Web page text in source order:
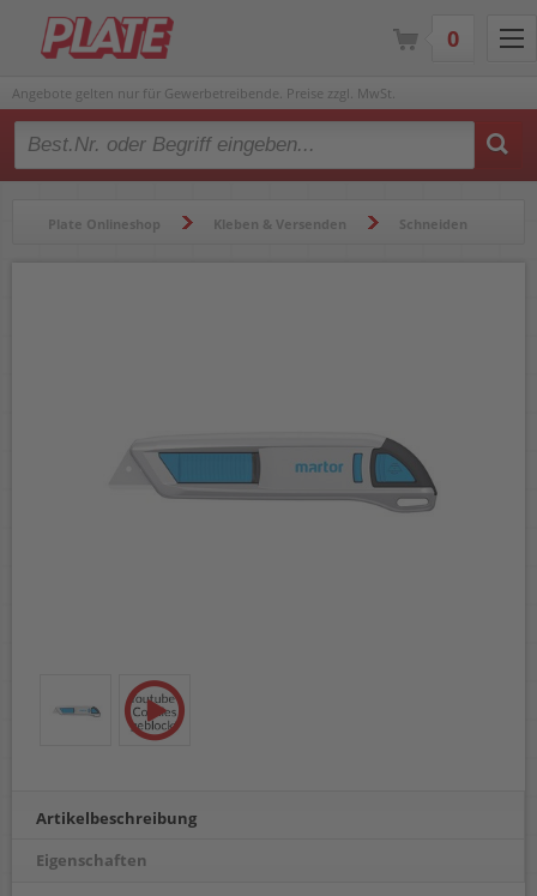
Angebote gelten nur für Gewerbetreibende. Preise zzgl. MwSt.
Type 2 or more characters for results.
Plate Onlineshop Kleben & Versenden Schneiden
Artikelbeschreibung
Eigenschaften
0